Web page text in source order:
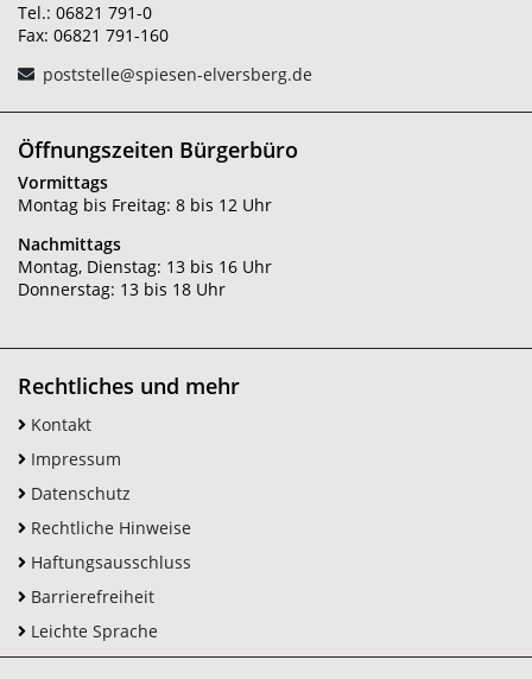
Tel.: 06821 791-0
Fax: 06821 791-160
poststelle@spiesen-elversberg.de
Öffnungszeiten Bürgerbüro
Vormittags
Montag bis Freitag: 8 bis 12 Uhr
Nachmittags
Montag, Dienstag: 13 bis 16 Uhr
Donnerstag: 13 bis 18 Uhr
Rechtliches und mehr
Kontakt
Impressum
Datenschutz
Rechtliche Hinweise
Haftungsausschluss
Barrierefreiheit
Leichte Sprache